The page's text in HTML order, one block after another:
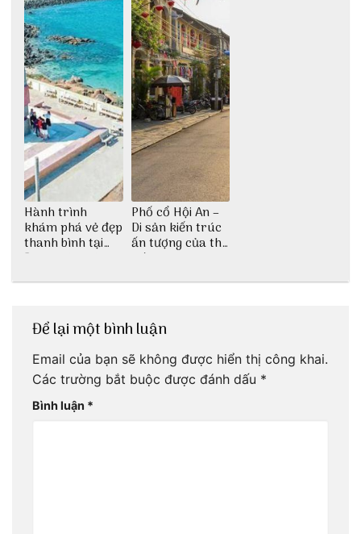
Hành trình
khám phá vẻ đẹp
thanh bình tại
Đảo Phú Quý
Phố cổ Hội An –
Di sản kiến trúc
ấn tượng của thế
giới
Để lại một bình luận
Email của bạn sẽ không được hiển thị công khai.
Các trường bắt buộc được đánh dấu *
Bình luận *